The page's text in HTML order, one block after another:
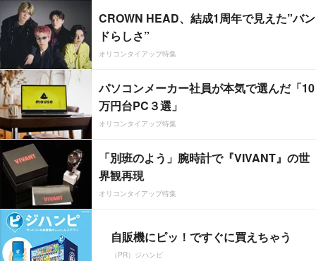
CROWN HEAD、結成1周年で見えた”バン
ドらしさ”
オリコンタイアップ特集
パソコンメーカー社員が本気で選んだ「10
万円台PC３選」
オリコンタイアップ特集
「別班のよう」腕時計で『VIVANT』の世
界観再現
オリコンタイアップ特集
自販機にピッ！ですぐに買えちゃう
（PR）ジハンピ